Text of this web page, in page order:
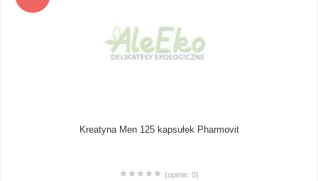
Kreatyna Men 125 kapsułek Pharmovit
(opinie: 0)